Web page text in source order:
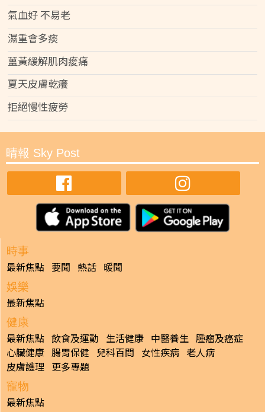
氣血好 不易老
濕重會多痰
薑黃緩解肌肉痠痛
夏天皮膚乾癢
拒絕慢性疲勞
晴報 Sky Post
時事
最新焦點 要聞 熱話 暖聞
娛樂
最新焦點
健康
最新焦點 飲食及運動 生活健康 中醫養生 腫瘤及癌症
心臟健康 腸胃保健 兒科百問 女性疾病 老人病
皮膚護理 更多專題
寵物
最新焦點